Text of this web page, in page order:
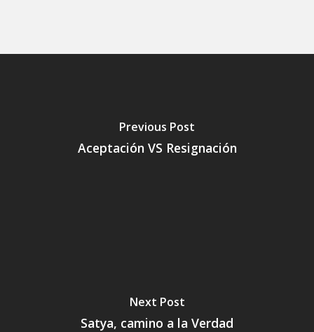
Previous Post
Aceptación VS Resignación
Next Post
Satya, camino a la Verdad